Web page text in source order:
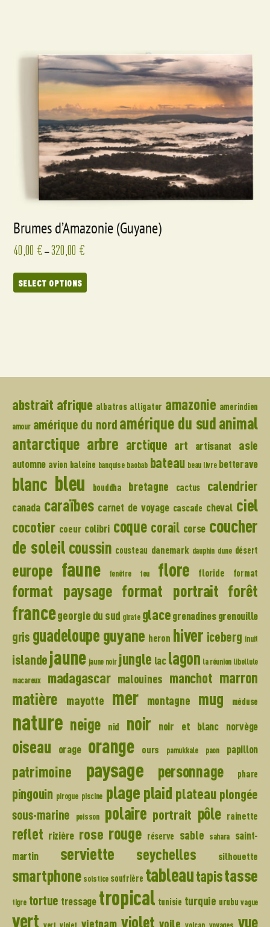
Brumes d’Amazonie (Guyane)
40,00 € –320,00 €
SELECT OPTIONS
abstrait afrique albatros alligator amazonie amerindien
amour amérique du nord amérique du sudanimal
antarctique arbre arctique art artisanat asie
automne avion baleine banquise baobab bateau beau livre betterave
blanc bleu bouddha bretagne cactus calendrier
canada caraïbes carnet de voyage cascade cheval ciel
cocotier coeur colibri coque corail corse coucher
de soleil coussin cousteau danemark dauphin dune désert
europe faune fenêtre feu flore floride format
format paysage format portrait forêt
francegeorgie du sud girafe glacegrenadinesgrenouille
gris guadeloupe guyane heron hiver iceberg inuit
islandejaune jaune noir jungle laclagon la réunion libellule
macareux
madagascar malouines manchot marron
matière mayotte mer montagne mug méduse
nature neige nid noir noir et blanc norvège
oiseau orage orange ours pamukkale paon papillon
patrimoine paysage personnage phare
pingouin pirogue piscine plage plaid plateau plongée
sous-marine
poisson polaire portrait pôle rainette
reflet rizière rose rouge réserve sable sahara
saint-
martin
serviette seychelles silhouette
smartphone solstice soufrière tableautapistasse
tigre tortue tressage tropical tunisie turquie urubu vague
vert vietnam violet voile vue